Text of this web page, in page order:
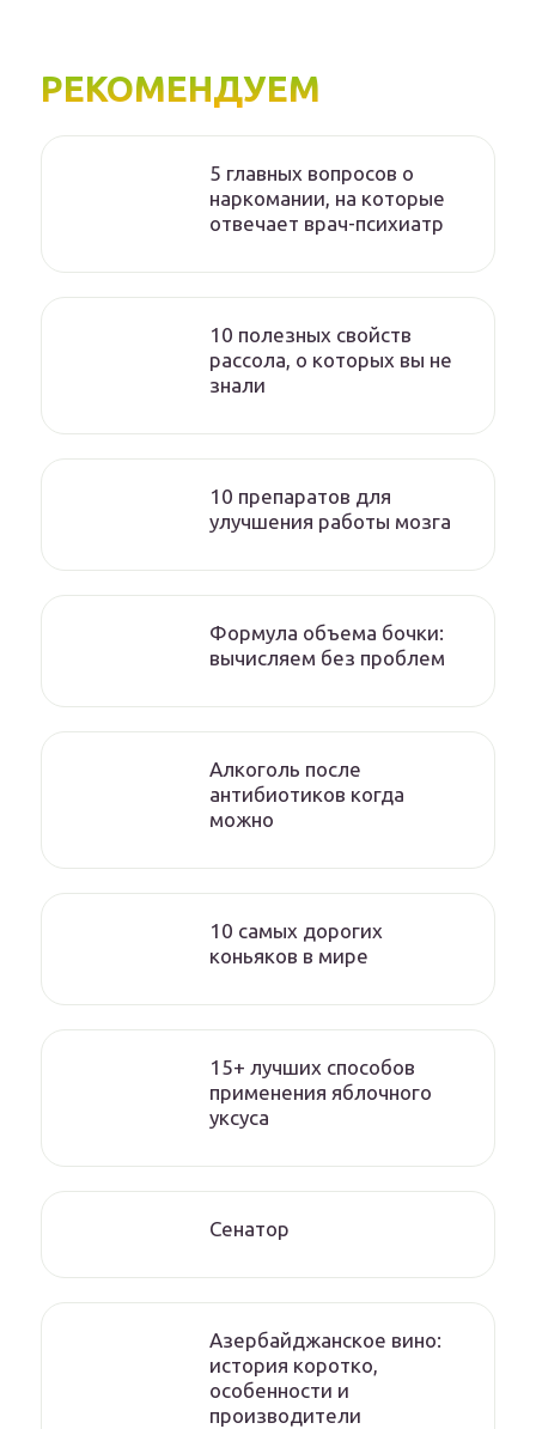
РЕКОМЕНДУЕМ
5 главных вопросов о
наркомании, на которые
отвечает врач-психиатр
10 полезных свойств
рассола, о которых вы не
знали
10 препаратов для
улучшения работы мозга
Формула объема бочки:
вычисляем без проблем
Алкоголь после
антибиотиков когда
можно
10 самых дорогих
коньяков в мире
15+ лучших способов
применения яблочного
уксуса
Сенатор
Азербайджанское вино:
история коротко,
особенности и
производители